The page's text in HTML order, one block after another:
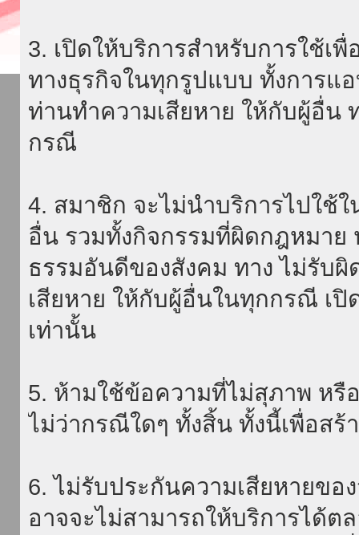
3. เปิดให้บริการสำหรับการใช้เ
ทางธุรกิจในทุกรูปแบบ ทั้งการแ
ท่านทำความเสียหาย ให้กับผู้อื่น
กรณี
4. สมาชิก จะไม่นำบริการไปใช้
อื่น รวมทั้งกิจกรรมที่ผิดกฎหมาย
ธรรมอันดีของสังคม ทาง ไม่รับ
เสียหาย ให้กับผู้อื่นในทุกกรณี เปิ
เท่านั้น
5. ห้ามใช้ข้อความที่ไม่สุภาพ หรื
ไม่ว่ากรณีใดๆ ทั้งสิ้น ทั้งนี้เพื่อสร้
6. ไม่รับประกันความเสียหายขอ
อาจจะไม่สามารถให้บริการได้ต